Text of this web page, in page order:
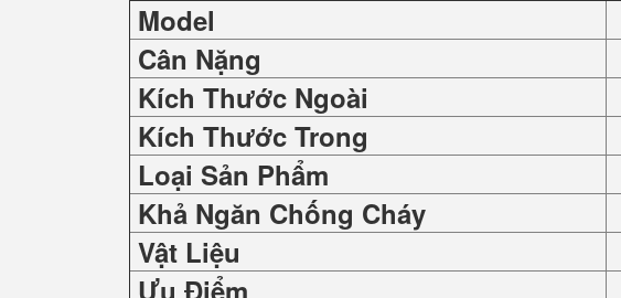
Model
Cân Nặng
Kích Thước Ngoài
Kích Thước Trong
Loại Sản Phẩm
Khả Ngăn Chống Cháy
Vật Liệu
Ưu Điểm